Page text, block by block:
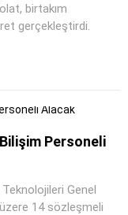
birtakım
gerçekleştirdi.
Personeli
Genel
14 sözleşmeli